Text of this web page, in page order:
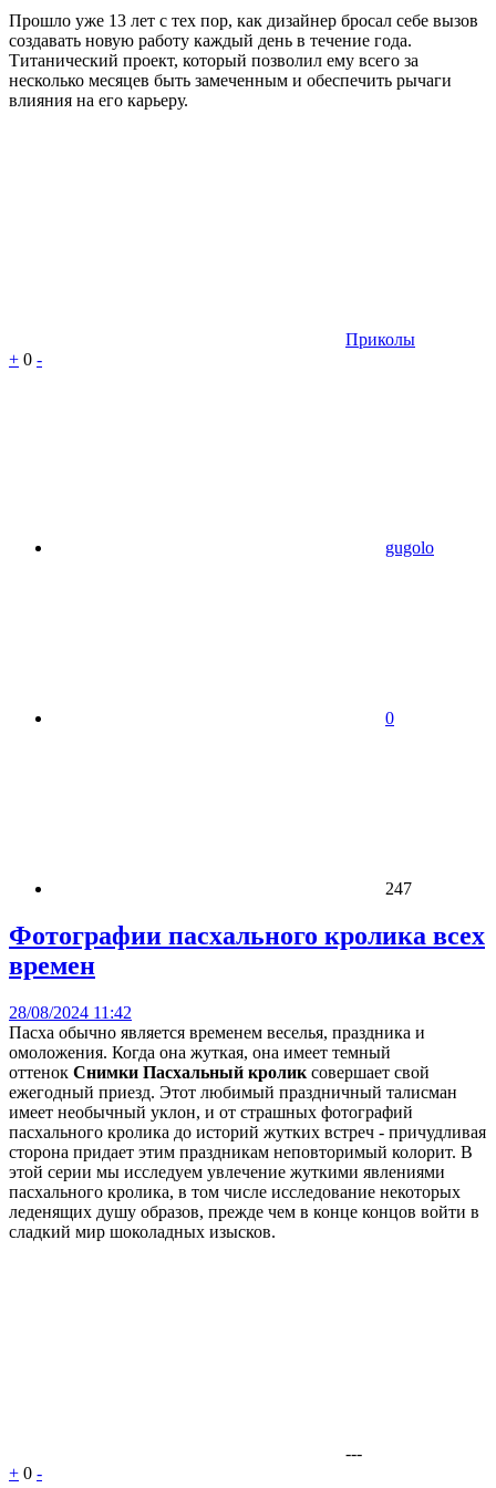
Прошло уже 13 лет с тех пор, как дизайнер бросал себе вызов
создавать новую работу каждый день в течение года.
Титанический проект, который позволил ему всего за
несколько месяцев быть замеченным и обеспечить рычаги
влияния на его карьеру.
Приколы
+ 0 -
gugolo
0
247
Фотографии пасхального кролика всех
времен
28/08/2024 11:42
Пасха обычно является временем веселья, праздника и
омоложения. Когда она жуткая, она имеет темный
оттенок Снимки Пасхальный кролик совершает свой
ежегодный приезд. Этот любимый праздничный талисман
имеет необычный уклон, и от страшных фотографий
пасхального кролика до историй жутких встреч - причудливая
сторона придает этим праздникам неповторимый колорит. В
этой серии мы исследуем увлечение жуткими явлениями
пасхального кролика, в том числе исследование некоторых
леденящих душу образов, прежде чем в конце концов войти в
сладкий мир шоколадных изысков.
---
+ 0 -